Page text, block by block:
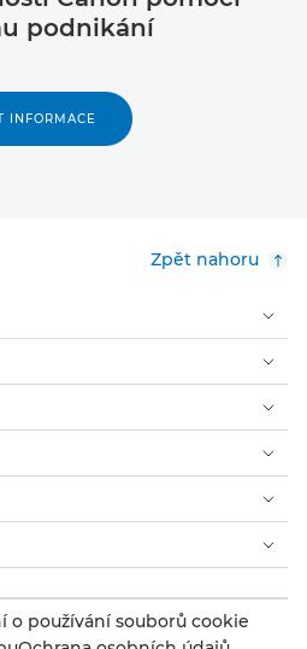
podnikání
INFORMACE
Zpět nahoru
o používání souborů cookie